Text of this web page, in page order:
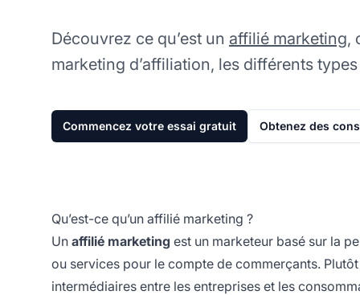
Découvrez ce qu’est un affilié marketing,
marketing d’affiliation, les différents types
Commencez votre essai gratuit Obtenez des
Qu’est-ce qu’un affilié marketing ?
Un affilié marketing est un marketeur basé sur la
ou services pour le compte de commerçants.
intermédiaires entre les entreprises et les